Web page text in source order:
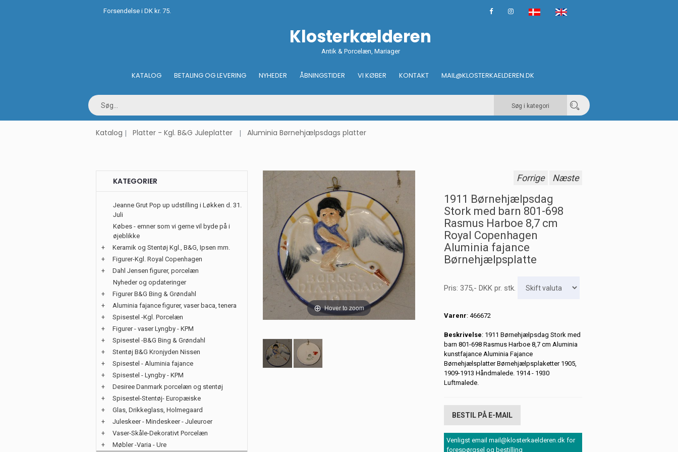
Forsendelse i DK kr. 75.
Klosterkælderen
Antik & Porcelæn, Mariager
KATALOG BETALING OG LEVERING NYHEDER ÅBNINGSTIDER VI KØBER KONTAKT MAIL@KLOSTERKAELDEREN.DK
Søg i kategori
Katalog Platter - Kgl. B&G Juleplatter Aluminia Børnehjælpsdags platter
KATEGORIER
Jeanne Grut Pop up udstilling i Løkken d. 31.
Juli
Købes - emner som vi gerne vil byde på i
øjeblikke
+
Keramik og Stentøj Kgl., B&G, Ipsen mm.
+
Figurer-Kgl. Royal Copenhagen
+
Dahl Jensen figurer, porcelæn
Nyheder og opdateringer
+
Figurer B&G Bing & Grøndahl
+
Aluminia fajance figurer, vaser baca, tenera
+
Spisestel -Kgl. Porcelæn
+
Figurer - vaser Lyngby - KPM
+
Spisestel -B&G Bing & Grøndahl
+
Stentøj B&G Kronjyden Nissen
+
Spisestel - Aluminia fajance
+
Spisestel - Lyngby - KPM
+
Desiree Danmark porcelæn og stentøj
+
Spisestel-Stentøj- Europæiske
+
Glas, Drikkeglass, Holmegaard
+
Juleskeer - Mindeskeer - Juleuroer
+
Vaser-Skåle-Dekorativt Porcelæn
+
Møbler -Varia - Ure
Hover to zoom
Forrige Næste
1911 Børnehjælpsdag
Stork med barn 801-698
Rasmus Harboe 8,7 cm
Royal Copenhagen
Aluminia fajance
Børnehjælpsplatte
Pris: 375,- DKKpr. stk.
Varenr: 466672
Beskrivelse: 1911 Børnehjælpsdag Stork med
barn 801-698 Rasmus Harboe 8,7 cm Aluminia
kunstfajance Aluminia Fajance
Børnehjælsplatter Børnehjælpsplaketter 1905,
1909-1913 Håndmalede. 1914 - 1930
Luftmalede.
BESTIL PÅ E-MAIL
Venligst email mail@klosterkaelderen.dk for
forespørgsel og bestilling